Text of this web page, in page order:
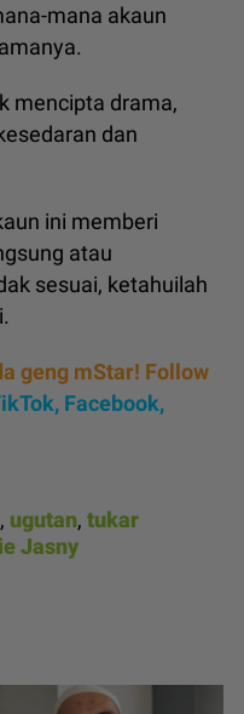
mana akaun
mencipta drama,
dan
ini memberi
atau
sesuai, ketahuilah
geng mStar! Follow
Facebook,
, ugutan, tukar
Jasny